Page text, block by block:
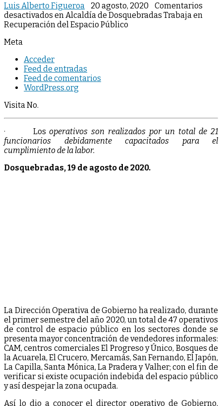
Luis Alberto Figueroa 20 agosto, 2020
Comentarios
desactivados en Alcaldía de Dosquebradas Trabaja en
Recuperación del Espacio Público
Meta
Acceder
Feed de entradas
Feed de comentarios
WordPress.org
Visita No.
· Losoperativos son realizados por un total de 21
funcionarios debidamente capacitados para el
cumplimiento de la labor.
Dosquebradas, 19 de agosto de 2020.
La Dirección Operativa de Gobierno ha realizado, durante
el primer semestre del año 2020, un total de 47 operativos
de control de espacio público en los sectores donde se
presenta mayor concentración de vendedores informales:
CAM, centros comerciales El Progreso y Único, Bosques de
la Acuarela, El Crucero, Mercamás, San Fernando, El Japón,
La Capilla, Santa Mónica, La Pradera y Valher; con el fin de
verificar si existe ocupación indebida del espacio público
y así despejar la zona ocupada.
Así lo dio a conocer el director operativo de Gobierno,